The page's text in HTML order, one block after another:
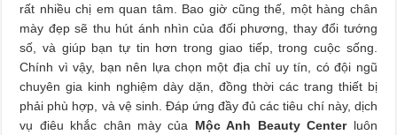
rất nhiều chị em quan tâm. Bao giờ cũng thế, một hàng chân
mày đẹp sẽ thu hút ánh nhìn của đối phương, thay đổi tướng
số, và giúp bạn tự tin hơn trong giao tiếp, trong cuộc sống.
Chính vì vậy, bạn nên lựa chọn một địa chỉ uy tín, có đội ngũ
chuyên gia kinh nghiệm dày dặn, đồng thời các trang thiết bị
phải phù hợp, và vệ sinh. Đáp ứng đầy đủ các tiêu chí này, dịch
vụ điêu khắc chân mày của Mộc Anh Beauty Centerluôn